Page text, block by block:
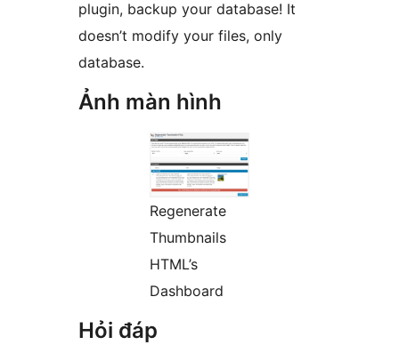
plugin, backup your database! It
doesn’t modify your files, only
database.
Ảnh màn hình
Regenerate
Thumbnails
HTML’s
Dashboard
Hỏi đáp